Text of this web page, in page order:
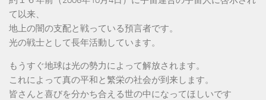
て以来、
地上の闇の支配と戦っている預言者です。
光の戦士として長年活動しています。
もうすぐ地球は光の勢力によって解放されます。
これによって真の平和と繁栄の社会が到来します。
皆さんと喜びを分かち合える世の中になってほしいです